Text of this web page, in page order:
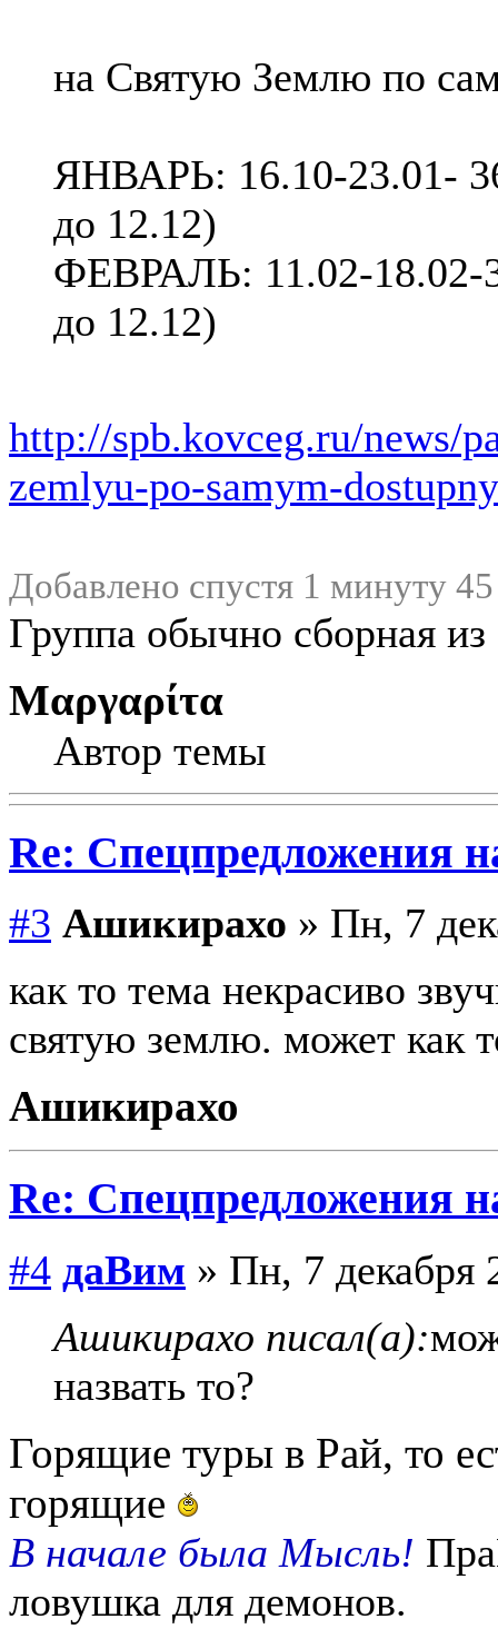
на Святую Землю по
ЯНВАРЬ: 16.10-23.01-
до 12.12)
ФЕВРАЛЬ: 11.02-18.02-
до 12.12)
http://spb.kovceg.ru/news/
zemlyu-po-samym-
Добавлено спустя 1 минуту
Группа обычно сборная
Μαργαρίτα
Автор темы
Re: Спецпредложения
#3 Ашикирахо » Пн, 7
как то тема некрасиво
святую землю. может как
Ашикирахо
Re: Спецпредложения
#4 даВим » Пн, 7 декабря
Ашикирахо писал(а):
назвать то?
Горящие туры в Рай, то
горящие
В начале была Мысль!
ловушка для демонов.